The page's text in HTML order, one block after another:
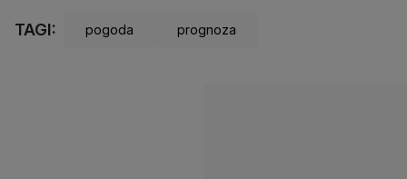
TAGI: pogoda prognoza